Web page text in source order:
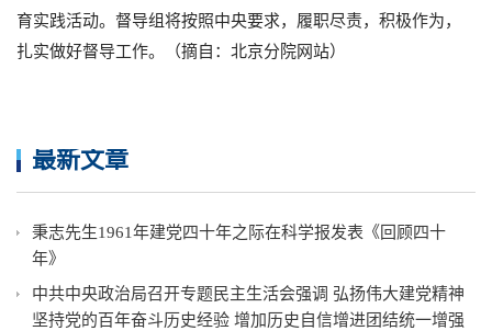
育实践活动。督导组将按照中央要求，履职尽责，积极作为，
扎实做好督导工作。（摘自：北京分院网站）
最新文章
秉志先生1961年建党四十年之际在科学报发表《回顾四十
年》
中共中央政治局召开专题民主生活会强调 弘扬伟大建党精神
坚持党的百年奋斗历史经验 增加历史自信增进团结统一增强